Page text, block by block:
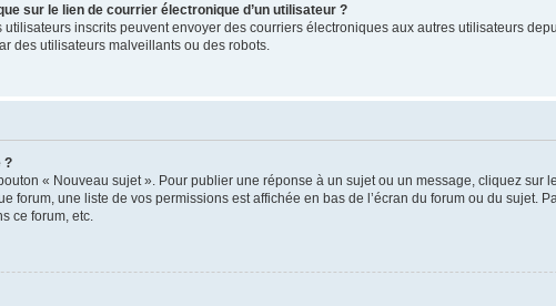
sur le lien de courrier électronique d’un utilisateur ?
inscrits peuvent envoyer des courriers électroniques aux autres utilisateurs
des utilisateurs malveillants ou des robots.
?
« Nouveau sujet ». Pour publier une réponse à un sujet ou un message, cliquez sur
forum, une liste de vos permissions est affichée en bas de l’écran du forum ou du sujet.
ce forum, etc.